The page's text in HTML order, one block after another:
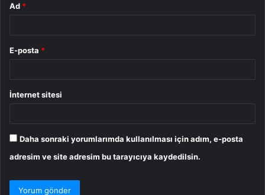
Ad *
E-posta *
İnternet sitesi
Daha sonraki yorumlarımda kullanılması için adım, e-posta
adresim ve site adresim bu tarayıcıya kaydedilsin.